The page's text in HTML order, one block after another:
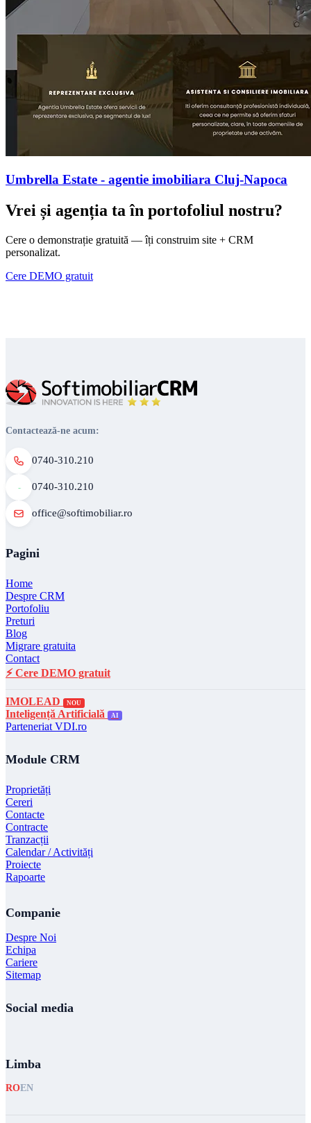
Umbrella Estate - agentie imobiliara Cluj-Napoca
Vrei și agenția ta în portofoliul nostru?
Cere o demonstrație gratuită — îți construim site + CRM
personalizat.
Cere DEMO gratuit
Contactează-ne acum:
0740-310.210
0740-310.210
office@softimobiliar.ro
Pagini
Home
Despre CRM
Portofoliu
Preturi
Blog
Migrare gratuita
Contact
⚡ Cere DEMO gratuit
IMOLEAD NOU
Inteligență Artificială AI
Parteneriat VDI.ro
Module CRM
Proprietăți
Cereri
Contacte
Contracte
Tranzacții
Calendar / Activități
Proiecte
Rapoarte
Companie
Despre Noi
Echipa
Cariere
Sitemap
Social media
Limba
ROEN